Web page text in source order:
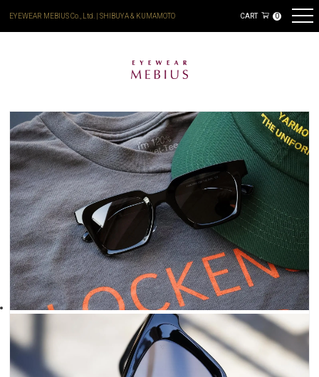
EYEWEAR MEBIUS Co., Ltd. | SHIBUYA & KUMAMOTO CART 0